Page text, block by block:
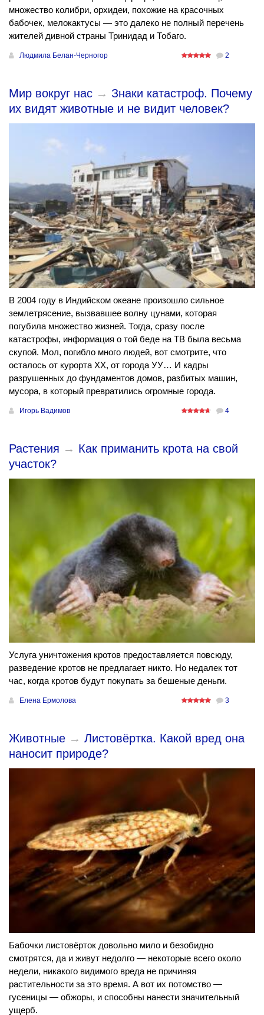
множество колибри, орхидеи, похожие на красочных
бабочек, мелокактусы — это далеко не полный перечень
жителей дивной страны Тринидад и Тобаго.
Людмила Белан-Черногор 2
Мир вокруг нас → Знаки катастроф. Почему
их видят животные и не видит человек?
В 2004 году в Индийском океане произошло сильное
землетрясение, вызвавшее волну цунами, которая
погубила множество жизней. Тогда, сразу после
катастрофы, информация о той беде на ТВ была весьма
скупой. Мол, погибло много людей, вот смотрите, что
осталось от курорта ХХ, от города УУ… И кадры
разрушенных до фундаментов домов, разбитых машин,
мусора, в который превратились огромные города.
Игорь Вадимов 4
Растения → Как приманить крота на свой
участок?
Услуга уничтожения кротов предоставляется повсюду,
разведение кротов не предлагает никто. Но недалек тот
час, когда кротов будут покупать за бешеные деньги.
Елена Ермолова 3
Животные → Листовёртка. Какой вред она
наносит природе?
Бабочки листовёрток довольно мило и безобидно
смотрятся, да и живут недолго — некоторые всего около
недели, никакого видимого вреда не причиняя
растительности за это время. А вот их потомство —
гусеницы — обжоры, и способны нанести значительный
ущерб.